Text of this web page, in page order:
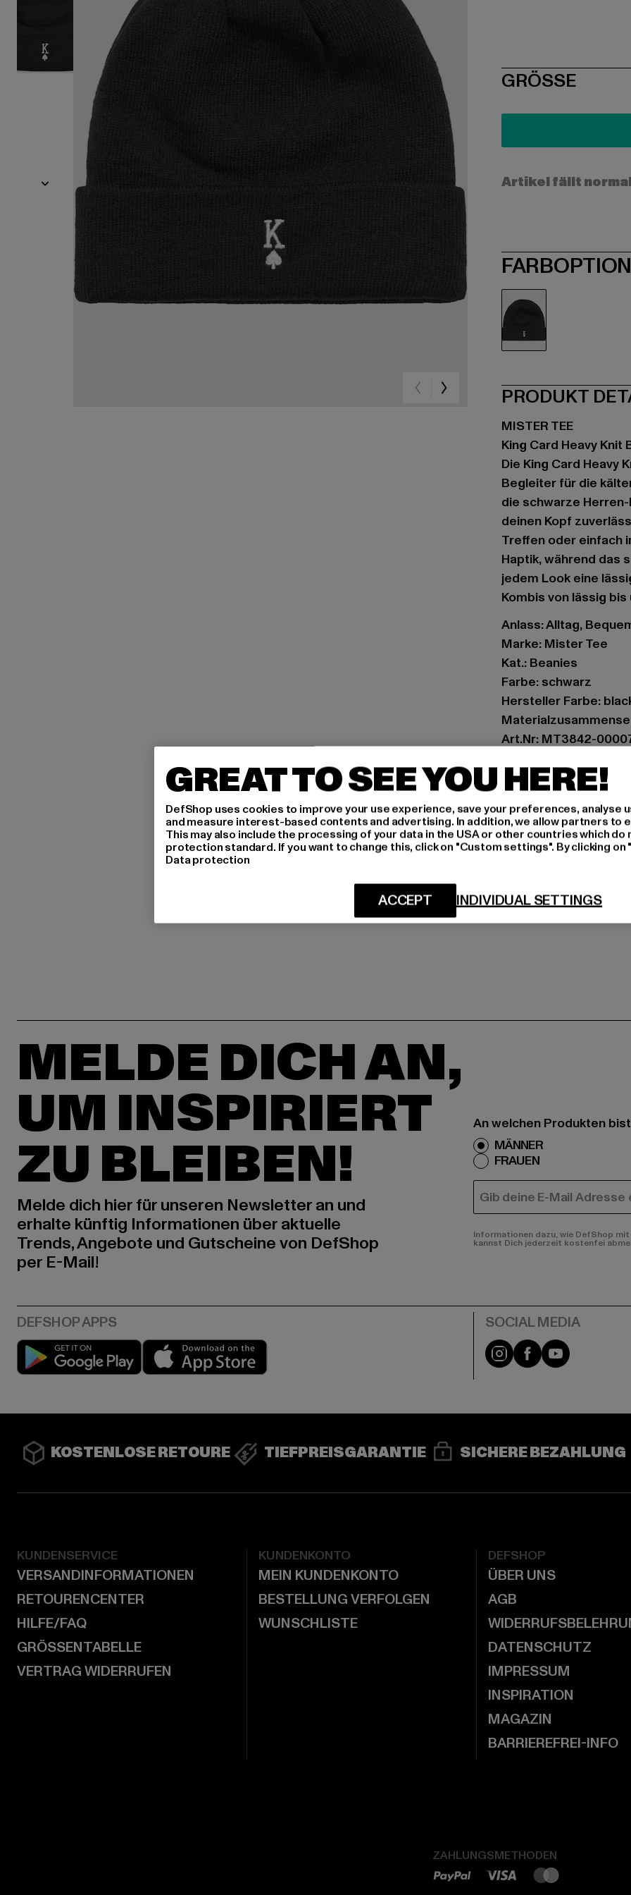
SIZE
GRÖSSE
Artikel fällt
PRODUKT
MISTER TEE
King Card Heavy Knit
Die King Card Heavy
Begleiter für die
die schwarze
deinen Kopf
Treffen oder einfach
Haptik, während das
jedem Look eine
Kombis von lässig
Anlass: Alltag,
Marke: Mister Tee
Kat.: Beanies
Farbe: schwarz
Hersteller Farbe:
Art.Nr: MT3842-
Hersteller: TB
Dr.-Robert-Murjahn-
GRÖSSE
LIEFERUNG &
MELDE DICH AN,
UM INSPIRIERT
ZU BLEIBEN!
Melde dich hier für unseren Newsletter an und
erhalte künftig Informationen über aktuelle
Trends, Angebote und Gutscheine von DefShop
per E-Mail!
An welchen Produkten
MÄNNER
FRAUEN
E-MAIL
Informationen dazu, wie DefShop
kannst Dich jederzeit kostenfei
Play market Instagram
FacebookYouTube
KOSTENLOSE RETOURE TIEFPREISGARANTIE SICHERE BEZAHLUNG
KUNDENSERVICE
VERSANDINFORMATIONEN
RETOURENCENTER
HILFE/FAQ
GRÖSSENTABELLE
VERTRAG WIDERRUFEN
KUNDENKONTO
MEIN KUNDENKONTO
BESTELLUNG VERFOLGEN
WUNSCHLISTE
DEFSHOP
ÜBER UNS
AGB
DATENSCHUTZ
IMPRESSUM
INSPIRATION
MAGAZIN
BARRIEREFREI-INFO
ZAHLUNGSMETHODEN
GREAT TO SEE YOU HERE!
DefShop uses cookies to improve your use experience, save your preferences, analyse
and measure interest-based contents and advertising. In addition, we allow partners to
This may also include the processing of your data in the USA or other countries which do
protection standard. If you want to change this, click on "Custom settings". By clicking
Data protection
INDIVIDUAL SETTINGS
ACCEPT